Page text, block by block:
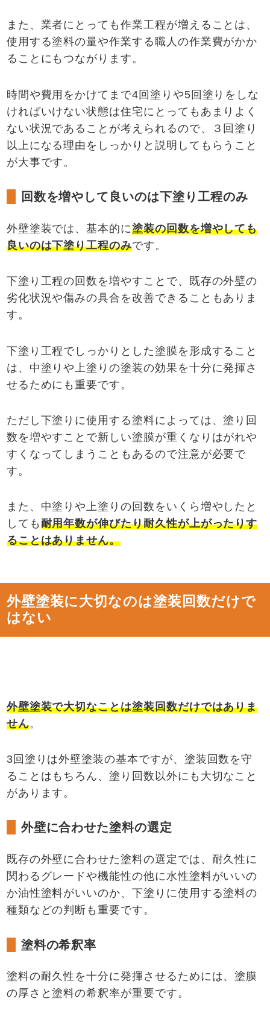
また、業者にとっても作業工程が増えることは、
使用する塗料の量や作業する職人の作業費がかか
ることにもつながります。
時間や費用をかけてまで4回塗りや5回塗りをしな
ければいけない状態は住宅にとってもあまりよく
ない状況であることが考えられるので、３回塗り
以上になる理由をしっかりと説明してもらうこと
が大事です。
回数を増やして良いのは下塗り工程のみ
外壁塗装では、基本的に塗装の回数を増やしても
良いのは下塗り工程のみです。
下塗り工程の回数を増やすことで、既存の外壁の
劣化状況や傷みの具合を改善できることもありま
す。
下塗り工程でしっかりとした塗膜を形成すること
は、中塗りや上塗りの塗装の効果を十分に発揮さ
せるためにも重要です。
ただし下塗りに使用する塗料によっては、塗り回
数を増やすことで新しい塗膜が重くなりはがれや
すくなってしまうこともあるので注意が必要で
す。
また、中塗りや上塗りの回数をいくら増やしたと
しても 耐用年数が伸びたり耐久性が上がったりす
ることはありません。
外壁塗装に大切なのは塗装回数だけで
はない
外壁塗装で大切なことは塗装回数だけではありま
せん。
3回塗りは外壁塗装の基本ですが、塗装回数を守
ることはもちろん、塗り回数以外にも大切なこと
があります。
外壁に合わせた塗料の選定
既存の外壁に合わせた塗料の選定では、耐久性に
関わるグレードや機能性の他に水性塗料がいいの
か油性塗料がいいのか、下塗りに使用する塗料の
種類などの判断も重要です。
塗料の希釈率
塗料の耐久性を十分に発揮させるためには、塗膜
の厚さと塗料の希釈率が重要です。